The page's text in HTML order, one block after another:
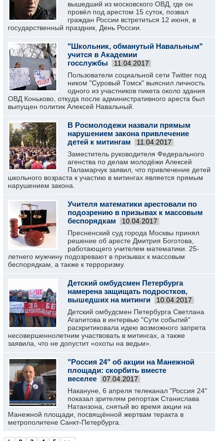
вышедший из московского ОВД, где он
провёл под арестом 15 суток, позвал
граждан России встретиться 12 июня, в
государственный праздник, День России.
"Школьник, обманутый Навальным"
учится в Академии
госслужбы
11.04.2017
Пользователи социальной сети Twitter под
ником "Суровый Томск" выяснил личность
одного из участников пикета около здания
ОВД Коньково, откуда после административного ареста был
выпущен политик Алексей Навальный.
В Росмолодежи назвали прямым
нарушением закона привлечение
детей к митингам
11.04.2017
Заместитель руководителя Федерального
агенства по делам молодёжи Алексей
Паламарчук заявил, что привлечение детей
школьного возраста к участию в митингах является прямым
нарушением закона.
Учителя математики арестовали по
подозрению в призывах к массовым
беспорядкам
10.04.2017
Пресненский суд города Москвы принял
решение об аресте Дмитрия Боготова,
работающего учителем математики. 25-
летнего мужчину подозревают в призывах к массовым
беспорядкам, а также к терроризму.
Детский омбудсмен Петербурга
намерена защищать подростков,
вышедших на митинги
10.04.2017
Детский омбудсмен Петербурга Светлана
Агапитова в интервью "Сути событий"
раскритиковала идею возможного запрета
несовершеннолетним участвовать в митингах, а также
заявила, что не допустит «охоты на ведьм».
"Россия 24" об акции на Манежной
площади: скорбить вместе
веселее
07.04.2017
Накануне, 6 апреля телеканал "Россия 24"
показал зрителям репортаж Станислава
Натанзона, снятый во время акции на
Манежной площади, посвящённой жертвам теракта в
метрополитене Санкт-Петербурга.